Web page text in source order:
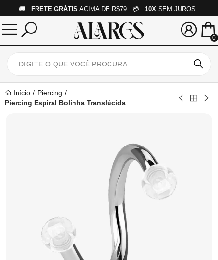
🚚 FRETE GRÁTIS ACIMA DE R$79 💳 10X SEM JUROS
0
Início
Piercing
Piercing Espiral Bolinha Translúcida